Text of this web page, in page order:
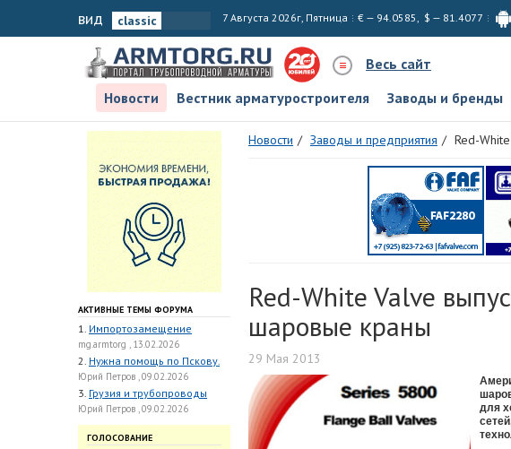
вид 7 Августа 2026г, Пятница € — 94.0585, $ — 81.4077
Весь сайт
Новости
Вестник арматуростроителя Заводы и бренды
АКТИВНЫЕ ТЕМЫ ФОРУМА
1. Импортозамещение
mg.armtorg , 13.02.2026
2. Нужна помощь по Пскову.
Юрий Петров , 09.02.2026
3. Грузия и трубопроводы
Юрий Петров , 09.02.2026
ГОЛОСОВАНИЕ
Новости Заводы и предприятия Red-
Red-White Valve
шаровые краны
29 Мая 2013
для